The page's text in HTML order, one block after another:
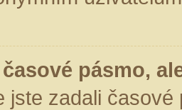
pásmo,
jste zadali